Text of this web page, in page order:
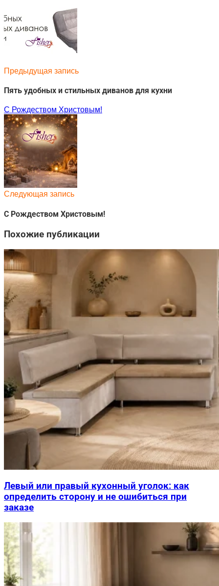
Предыдущая запись
Пять удобных и стильных диванов для кухни
С Рождеством Христовым!
Следующая запись
С Рождеством Христовым!
Похожие публикации
Левый или правый кухонный уголок: как
определить сторону и не ошибиться при
заказе